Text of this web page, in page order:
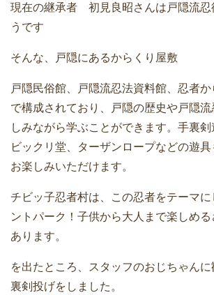
現在の継承者 初見良昭さんは戸隠流忍
うです
そんな、戸隠にあるからくり屋敷
戸隠民俗館、戸隠流忍法資料館、忍者
で構成されており、戸隠の歴史や戸隠
しみながら学ぶことができます。手裏剣
ビックリ堂、ターザンロープなどの遊
お楽しみいただけます。
チビッ子忍者村は、この忍者をテーマに
ントパーク！子供から大人まで楽しめ
あります。
を出たところ、スタッフのおじちゃん
裏剣投げをしました。